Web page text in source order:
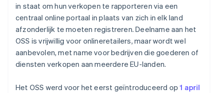
in staat om hun verkopen te rapporteren via een
centraal online portaal in plaats van zich in elk land
afzonderlijk te moeten registreren. Deelname aan het
OSS is vrijwillig voor onlineretailers, maar wordt wel
aanbevolen, met name voor bedrijven die goederen of
diensten verkopen aan meerdere EU-landen.
Het OSS werd voor het eerst geïntroduceerd op1 april